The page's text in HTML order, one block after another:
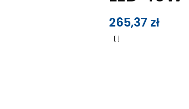
265,37 zł